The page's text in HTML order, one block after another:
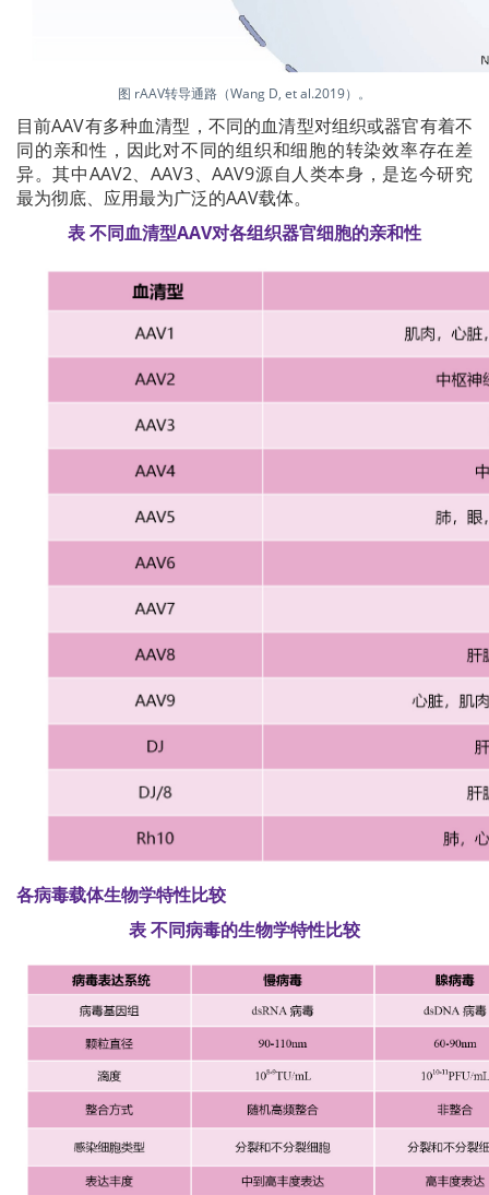
图 rAAV转导通路（Wang D, et al.2019）。
目前AAV有多种血清型，不同的血清型对组织或器官有着不
同的亲和性，因此对不同的组织和细胞的转染效率存在差
异。其中AAV2、AAV3、AAV9源自人类本身，是迄今研究
最为彻底、应用最为广泛的AAV载体。
表 不同血清型AAV对各组织器官细胞的亲和性
各病毒载体生物学特性比较
表 不同病毒的生物学特性比较